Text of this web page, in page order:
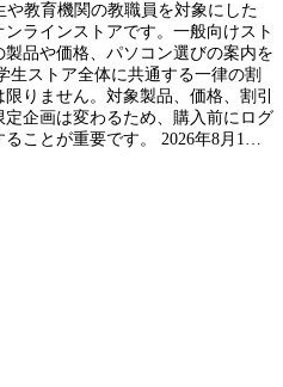
や教育機関の教職員を対象にした
ラインストアです。一般向けスト
品や価格、パソコン選びの案内を
生ストア全体に共通する一律の割
りません。対象製品、価格、割引
企画は変わるため、購入前にログ
ことが重要です。 2026年8月1…